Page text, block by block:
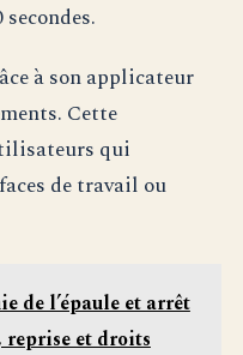
à son applicateur
Cette
qui
de travail ou
de l’épaule et arrêt
reprise et droits